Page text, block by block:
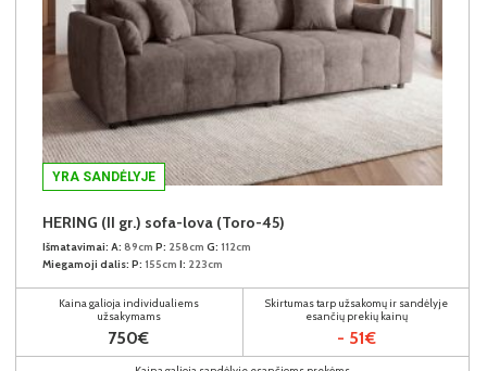
YRA SANDĖLYJE
HERING (II gr.) sofa-lova (Toro-45)
Išmatavimai: A: 89cm P: 258cm G: 112cm
Miegamoji dalis: P: 155cm I: 223cm
Kaina galioja individualiems
užsakymams
750€
Skirtumas tarp užsakomų ir sandėlyje
esančių prekių kainų
- 51€